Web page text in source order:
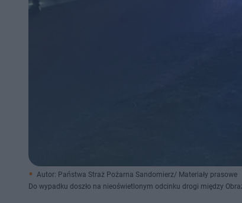
Autor: Państwa Straż Pożarna Sandomierz/ Materiały prasowe
Do wypadku doszło na nieoświetlonym odcinku drogi między